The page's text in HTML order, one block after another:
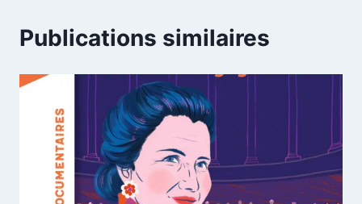
Publications similaires